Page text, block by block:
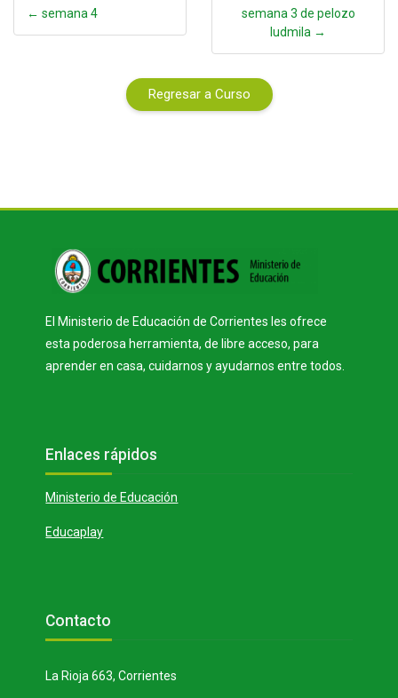
← semana 4
semana 3 de pelozo
ludmila →
Regresar a Curso
El Ministerio de Educación de Corrientes les ofrece
esta poderosa herramienta, de libre acceso, para
aprender en casa, cuidarnos y ayudarnos entre todos.
Bloques
Enlaces rápidos
Ministerio de Educación
Educaplay
Bloques
Contacto
La Rioja 663, Corrientes